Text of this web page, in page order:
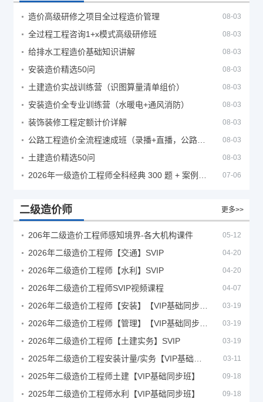
造价高级研修之项目全过程造价管理 08-03
全过程工程咨询1+x模式高级研修班 08-03
给排水工程造价基础知识讲解 08-03
安装造价精选50问 08-03
土建造价实战训练营（识图算量清单组价） 08-03
安装造价全专业训练营（水暖电+通风消防） 08-03
装饰装修工程定额计价详解 08-03
08-03
土建造价精选50问 08-03
07-06
二级造价师 更多>>
206年二级造价工程师感知境界-各大机构课件 05-12
2026年二级造价工程师【交通】SVIP 04-20
2026年二级造价工程师【水利】SVIP 04-20
2026年二级造价工程师SVIP视频课程 04-07
03-19
03-19
2026年二级造价工程师【土建实务】SVIP 03-19
03-11
2025年二级造价工程师土建【VIP基础同步班】 09-18
2025年二级造价工程师水利【VIP基础同步班】 09-18